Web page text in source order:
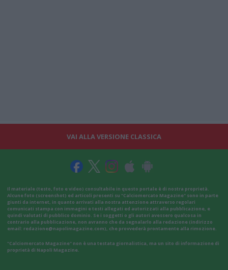
VAI ALLA VERSIONE CLASSICA
Il materiale (testo, foto e video) consultabile in questo portale è di nostra proprietà.
Alcune foto (screenshot) ed articoli presenti su "Calciomercato Magazine" sono in parte
giunti da internet, in quanto arrivati alla nostra attenzione attraverso regolari
comunicati stampa con immagini e testi allegati ed autorizzati alla pubblicazione, e
quindi valutati di pubblico dominio. Se i soggetti o gli autori avessero qualcosa in
contrario alla pubblicazione, non avranno che da segnalarlo alla redazione (indirizzo
email: redazione@napolimagazine.com), che provvederà prontamente alla rimozione.
"Calciomercato Magazine" non è una testata giornalistica, ma un sito di informazione di
proprietà di Napoli Magazine.